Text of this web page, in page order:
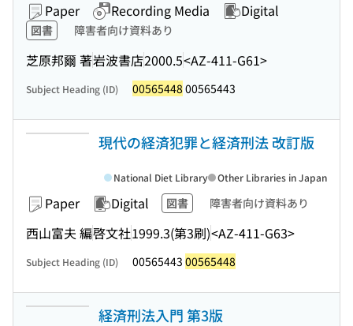
Paper Recording Media Digital
図書 障害者向け資料あり
芝原邦爾 著岩波書店2000.5<AZ-411-G61>
Subject Heading (ID) 00565448 00565443
現代の経済犯罪と経済刑法 改訂版
Paper Digital 図書 障害者向け資料あり
西山富夫 編啓文社1999.3(第3刷)<AZ-411-G63>
National Diet Library Other Libraries in Japan
Subject Heading (ID) 00565443 00565448
経済刑法入門 第3版